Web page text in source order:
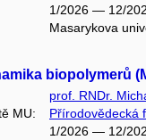
1/2026 — 12/
Masarykova
biopolymerů
prof. RNDr.
MU:
Přírodovědecká
1/2026 — 12/